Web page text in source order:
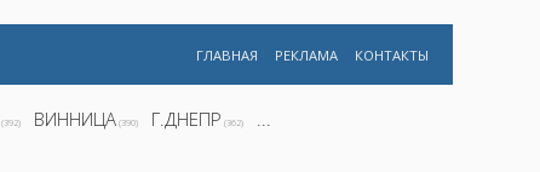
ГЛАВНАЯ РЕКЛАМА КОНТАКТЫ
(392) ВИННИЦА (390) Г.ДНЕПР (362) ...